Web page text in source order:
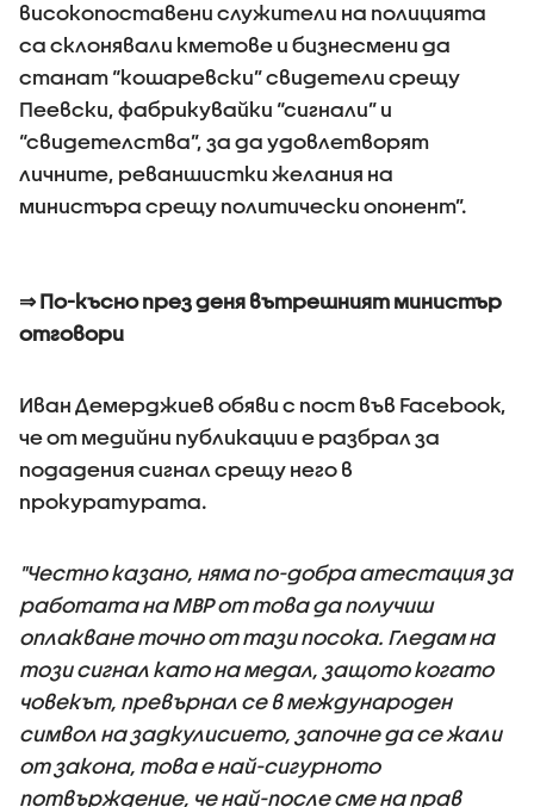
високопоставени служители на полицията
са склонявали кметове и бизнесмени да
станат “кошаревски” свидетели срещу
Пеевски, фабрикувайки “сигнали” и
“свидетелства”, за да удовлетворят
личните, реваншистки желания на
министъра срещу политически опонент”.
⇒ По-късно през деня вътрешният министър
отговори
Иван Демерджиев обяви с пост във Facebook,
че от медийни публикации е разбрал за
подадения сигнал срещу него в
прокуратурата.
"Честно казано, няма по-добра атестация за
работата на МВР от това да получиш
оплакване точно от тази посока. Гледам на
този сигнал като на медал, защото когато
човекът, превърнал се в международен
символ на задкулисието, започне да се жали
от закона, това е най-сигурното
потвърждение, че най-после сме на прав